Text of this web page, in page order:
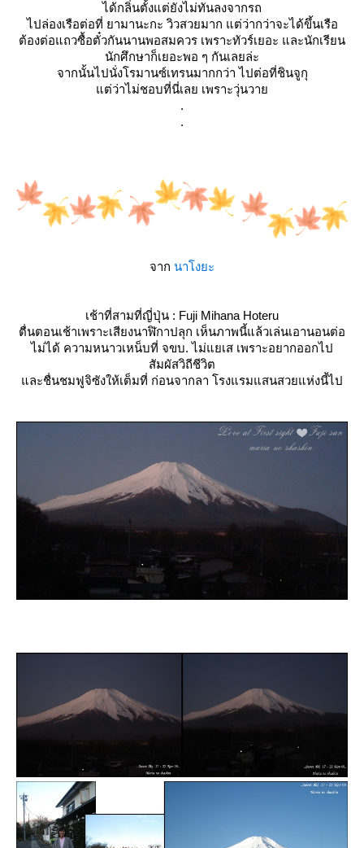
ได้กลิ่นตั้งแต่ยังไม่ทันลงจากรถ
ไปล่องเรือต่อที่ ยามานะกะ วิวสวยมาก แต่ว่ากว่าจะได้ขึ้นเรือ
ต้องต่อแถวซื้อตั๋วกันนานพอสมควร เพราะทัวร์เยอะ และนักเรียน
นักศึกษาก็เยอะพอ ๆ กันเลยล่ะ
จากนั้นไปนั่งโรมานซ์เทรนมากกว่า ไปต่อที่ชินจูกุ
ต่ว่าไม่ชอบที่นี่เลย เพราะวุ่นวา
.
.
จาก นาโงยะ
เช้าที่สามที่ญี่ปุ่น : Fuji Mihana Hoteru
ตื่นตอนเช้าเพราะเสียงนาฬิกาปลุก เห็นภาพนี้แล้วเล่นเอานอนต่อ
ไม่ได้ ความหนาวเหน็บที่ จขบ. ไม่แยเส เพราะอยากออกไป
สัมผัสวิถีชีวิต
ละชื่นชมฟูจิซังให้เต็มที่ ก่อนจากลา โรงแรมแสนสวยแห่งนี้ไป